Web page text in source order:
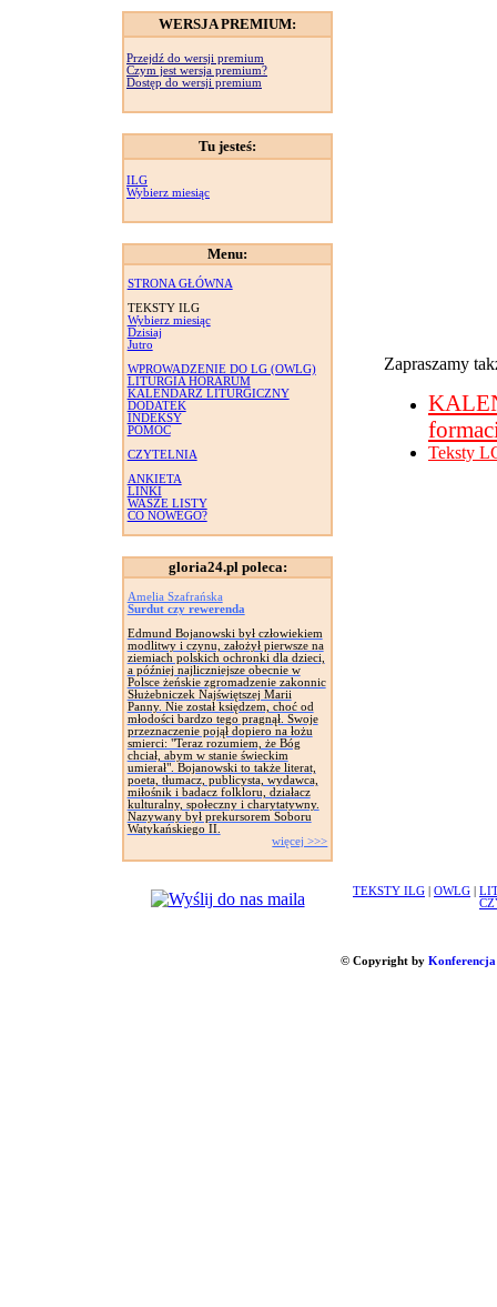
WERSJA PREMIUM:
Przejdź do wersji premium
Czym jest wersja premium?
Dostęp do wersji premium
Tu jesteś:
ILG
Wybierz miesiąc
Menu:
STRONA GŁÓWNA
TEKSTY ILG
Wybierz miesiąc
Dzisiaj
Jutro
WPROWADZENIE DO LG (OWLG)
LITURGIA HORARUM
KALENDARZ LITURGICZNY
DODATEK
INDEKSY
POMOC
CZYTELNIA
ANKIETA
LINKI
WASZE LISTY
CO NOWEGO?
gloria24.pl poleca:
Amelia Szafrańska
Surdut czy rewerenda
Edmund Bojanowski był człowiekiem
modlitwy i czynu, założył pierwsze na
ziemiach polskich ochronki dla dzieci,
a później najliczniejsze obecnie w
Polsce żeńskie zgromadzenie zakonnic
Służebniczek Najświętszej Marii
Panny. Nie został księdzem, choć od
młodości bardzo tego pragnął. Swoje
przeznaczenie pojął dopiero na łożu
smierci: "Teraz rozumiem, że Bóg
chciał, abym w stanie świeckim
umierał". Bojanowski to także literat,
poeta, tłumacz, publicysta, wydawca,
miłośnik i badacz folkloru, działacz
kulturalny, społeczny i charytatywny.
Nazywany był prekursorem Soboru
Watykańskiego II.
więcej >>>
Zapraszamy
Teksty
TEKSTY ILG OWLG
© Copyright by Konferencja